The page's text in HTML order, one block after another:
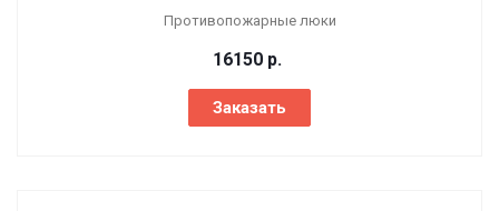
Противопожарные люки
16150 р.
Заказать